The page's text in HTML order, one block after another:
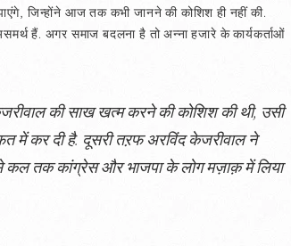
जिन्होंने आज तक कभी जानने की कोशिश ही नहीं की.
हैं. अगर समाज बदलना है तो अन्ना हजारे के कार्यकर्ताओं
की साख खत्म करने की कोशिश की थी, उसी
में कर दी है. दूसरी तऱफ अरविंद केजरीवाल ने
कल तक कांग्रेस और भाजपा के लोग मज़ाक़ में लिया